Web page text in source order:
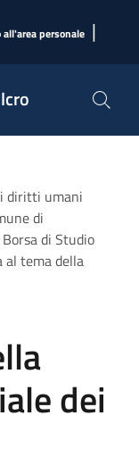
all'area personale |
diritti umani
di
di Studio
al tema della
dei